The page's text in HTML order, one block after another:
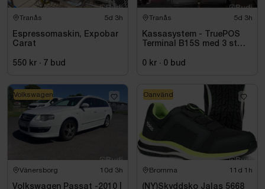
Tranås 5d 3h
Espressomaskin, Expobar
Carat
550 kr · 7 bud
Tranås 5d 3h
Kassasystem - TruePOS
Terminal B15S med 3 st
kvittoskrivare
0 kr · 0 bud
Vänersborg 10d 3h
Volkswagen Passat -2010 |
Volkswagen
Bromma 11d 1h
(NY)Skyddsko Jalas 5668
Oanvänd